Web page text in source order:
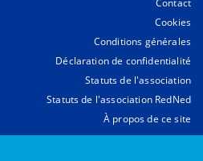
Cookies
Conditions générales
Déclaration de confidentialité
Statuts de l'association
Statuts de l'association RedNed
À propos de ce site